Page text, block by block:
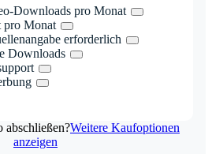
Downloads pro Monat
pro Monat
erforderlich
Downloads
abschließen?Weitere Kaufoptionen
anzeigen